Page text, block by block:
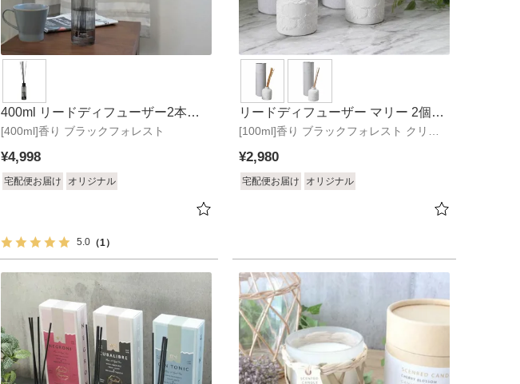
[400ml]香り ブラックフォレスト
400ml リードディフューザー2本セ
ット アーバン
¥4,998
宅配便お届け オリジナル
5.0 （1）
[100ml]香り ブラックフォレスト クリア
リードディフューザー マリー 2個セ
ット
¥2,980
宅配便お届け オリジナル